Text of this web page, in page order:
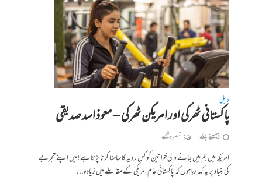
دلیل
پاکستانی ٹھرکی اور امریکن ٹھرکی – معوذ اسد صدیقی
3 مہینے پہلے تبصرہ لکھیے
امریکہ میں جم میں جانے والی خواتین کو کس رویہ کا سامنا کرنا پڑتا ہے ! میں اپنے تجربے
کی بنیاد پر یہ کہہ رہا ہوں کہ پاکستانی عام امریکی کے مقابلے میں زیادہ...